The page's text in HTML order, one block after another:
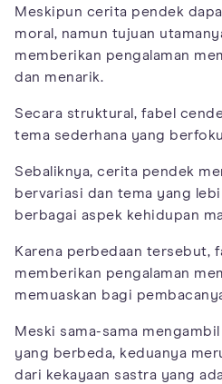
Meskipun cerita pendek
moral, namun tujuan
memberikan pengalaman
dan menarik.
Secara struktural, fabel
tema sederhana yang
Sebaliknya, cerita pendek
bervariasi dan tema yang
berbagai aspek kehidupan
Karena perbedaan tersebut,
memberikan pengalaman
memuaskan bagi
Meski sama-sama
yang berbeda, keduanya
dari kekayaan sastra yang